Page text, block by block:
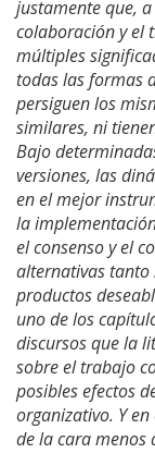
justamente que,
colaboración y el
múltiples
todas las formas
persiguen los
similares, ni
Bajo
versiones, las
en el mejor
la
el consenso y el
alternativas tanto
productos
uno de los
discursos que la
sobre el trabajo
posibles efectos
organizativo. Y
de la cara menos